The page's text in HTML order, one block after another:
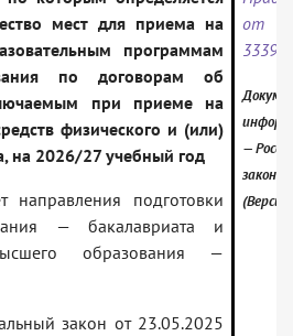
мест для приема на
программам
по договорам об
при приеме на
физического и (или)
на 2026/27 учебный год
направления подготовки
— бакалавриата и
образования —
закон от 23.05.2025
от
3339-
—